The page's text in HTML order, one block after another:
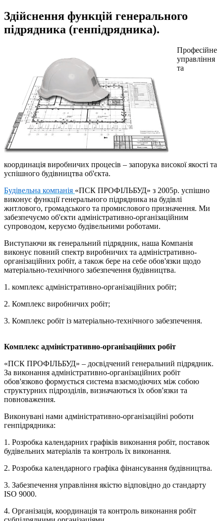
Здійснення функцій генерального
підрядника (генпідрядника).
Професійне
управління
та
координація виробничих процесів – запорука високої якості та
успішного будівництва об'єкта.
Будівельна компанія «ПСК ПРОФІЛЬБУД» з 2005р. успішно
виконує функції генерального підрядника на будівлі
житлового, громадського та промислового призначення. Ми
забезпечуємо об'єкти адміністративно-організаційним
супроводом, керуємо будівельними роботами.
Виступаючи як генеральний підрядник, наша Компанія
виконує повний спектр виробничих та адміністративно-
організаційних робіт, а також бере на себе обов'язки щодо
матеріально-технічного забезпечення будівництва.
1. комплекс адміністративно-організаційних робіт;
2. Комплекс виробничих робіт;
3. Комплекс робіт із матеріально-технічного забезпечення.
Комплекс адміністративно-організаційних робіт
«ПСК ПРОФІЛЬБУД» – досвідчений генеральний підрядник.
За виконання адміністративно-організаційних робіт
обов'язково формується система взаємодіючих між собою
структурних підрозділів, визначаються їх обов'язки та
повноваження.
Виконувані нами адміністративно-організаційні роботи
генпідрядника:
1. Розробка календарних графіків виконання робіт, поставок
будівельних матеріалів та контроль їх виконання.
2. Розробка календарного графіка фінансування будівництва.
3. Забезпечення управління якістю відповідно до стандарту
ISO 9000.
4. Організація, координація та контроль виконання робіт